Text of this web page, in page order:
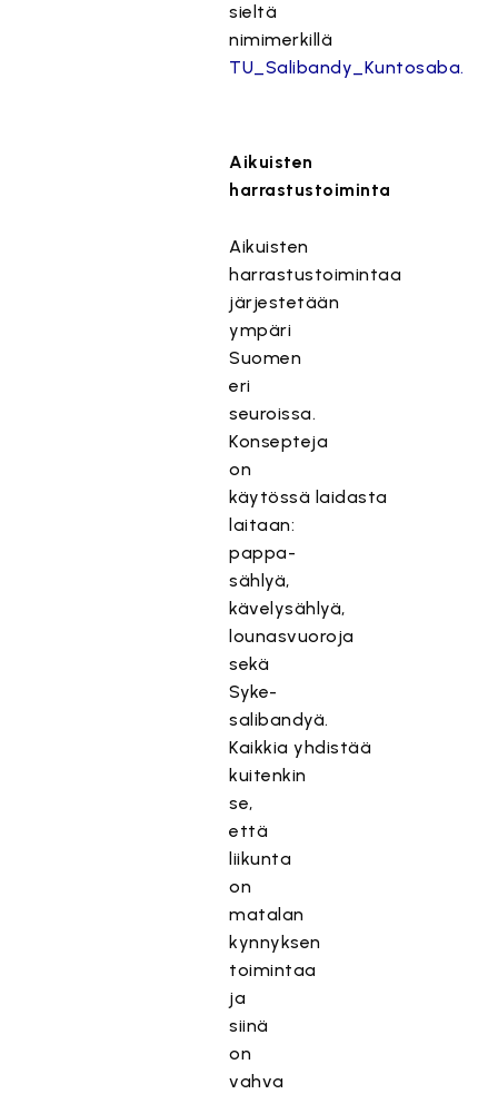
sieltä
nimimerkillä
TU_Salibandy_Kuntosaba.
Aikuisten
harrastustoiminta
Aikuisten
harrastustoimintaa
järjestetään
ympäri
Suomen
eri
seuroissa.
Konsepteja
on
käytössä laidasta
laitaan:
pappa-
sählyä,
kävelysählyä,
lounasvuoroja
sekä
Syke-
salibandyä.
Kaikkia yhdistää
kuitenkin
se,
että
liikunta
on
matalan
kynnyksen
toimintaa
ja
siinä
on
vahva